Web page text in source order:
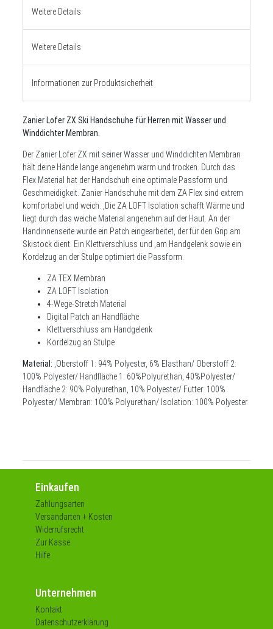
Weitere Details
Weitere Details
Informationen zur Produktsicherheit
Zanier Lofer ZX Ski Handschuhe für Herren mit Wasser und
Winddichter Membran.
Der Zanier Lofer ZX mit seiner Wasser und Winddichten Membran
hält deine Hände lange angenehm warm und trocken. Durch das
Flex Material hat der Handschuh eine optimale Passform und
Geschmeidigkeit. Zanier Handschuhe mit dem ZA Flex sind extrem
komfortabel und weich. , Die ZA LOFT Isolation schafft Wärme und
liegt durch das weiche Material angenehm auf der Haut. An der
Handinnenseite wurde ein Patch eingearbeitet, der für den Grip am
Skistock dient. Ein Klettverschluss und ,am Handgelenk sowie ein
Kordelzug an der Stulpe optimiert die Passform.
ZA TEX Membran
ZA LOFT Isolation
4-Wege-Stretch Material
Digital Patch an Handfläche
Klettverschluss am Handgelenk
Kordelzug an Stulpe
Material: ,Oberstoff 1: 94% Polyester, 6% Elasthan/ Oberstoff 2:
100% Polyester/ Handfläche 1: 60%Polyurethan, 40%Polyester/
Handfläche 2: 90% Polyurethan, 10% Polyester/ Futter: 100%
Polyester/ Membran: 100% Polyurethan/ Isolation: 100% Polyester
Einkaufen
Zahlungsarten
Versandarten + Kosten
Widerrufsrecht
Zur Kasse
Hilfe
Unternehmen
Kontakt
Datenschutzerklärung